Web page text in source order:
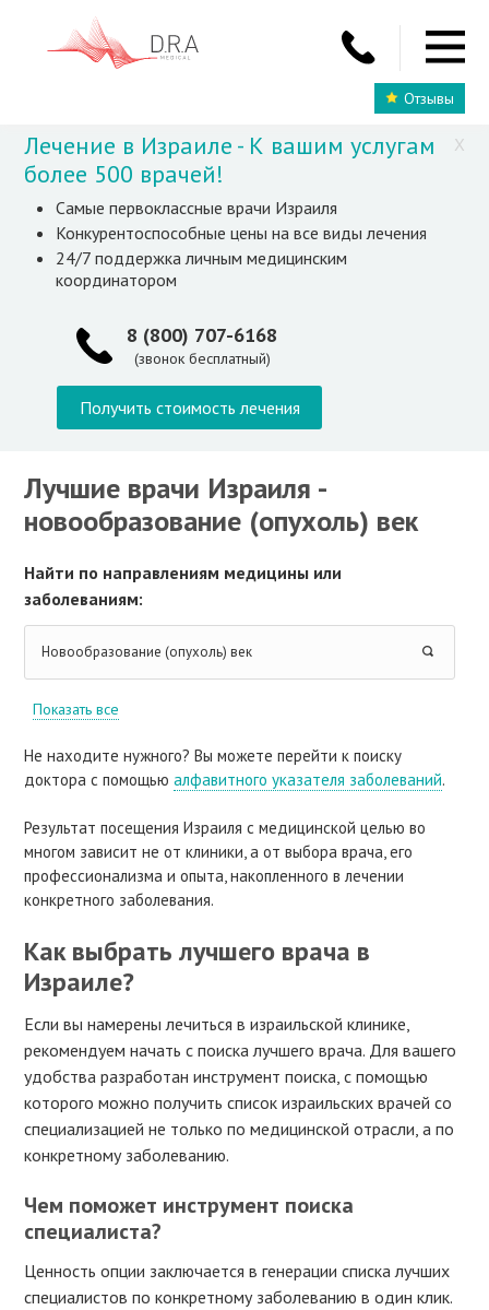
Отзывы
X
Лечение в Израиле - К вашим услугам
более 500 врачей!
Самые первоклассные врачи Израиля
Конкурентоспособные цены на все виды лечения
24/7 поддержка личным медицинским
координатором
8 (800) 707-6168
(звонок бесплатный)
Получить стоимость лечения
Лучшие врачи Израиля -
новообразование (опухоль) век
Найти по направлениям медицины или
заболеваниям:
Новообразование (опухоль) век
Показать все
Не находите нужного? Вы можете перейти к поиску
доктора с помощьюалфавитного указателя заболеваний.
Результат посещения Израиля с медицинской целью во
многом зависит не от клиники, а от выбора врача, его
профессионализма и опыта, накопленного в лечении
конкретного заболевания.
Как выбрать лучшего врача в
Израиле?
Если вы намерены лечиться в израильской клинике,
рекомендуем начать с поиска лучшего врача. Для вашего
удобства разработан инструмент поиска, с помощью
которого можно получить список израильских врачей со
специализацией не только по медицинской отрасли, а по
конкретному заболеванию.
Чем поможет инструмент поиска
специалиста?
Ценность опции заключается в генерации списка лучших
специалистов по конкретному заболеванию в один клик.